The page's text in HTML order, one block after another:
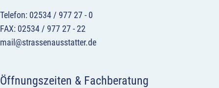
Telefon: 02534 / 977 27 - 0
FAX: 02534 / 977 27 - 22
mail@strassenausstatter.de
Öffnungszeiten & Fachberatung